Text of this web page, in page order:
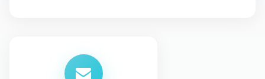
Yupi, por fin alguien con quien
hablar! Soy Choupy, tu pequeno